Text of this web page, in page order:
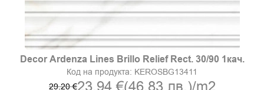
Decor Ardenza Lines Brillo Relief Rect. 30/90 1кач.
Код на продукта: KEROSBG13411
29.20 €